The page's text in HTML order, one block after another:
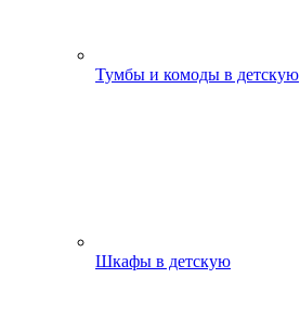
Тумбы и комоды в детскую
Шкафы в детскую